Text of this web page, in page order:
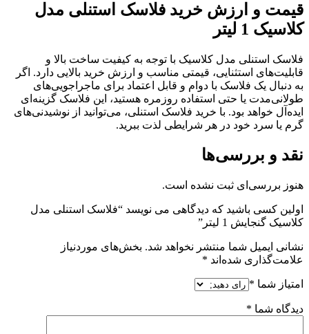
قیمت و ارزش خرید فلاسک استنلی مدل
کلاسیک 1 لیتر
فلاسک استنلی مدل کلاسیک با توجه به کیفیت ساخت بالا و
قابلیت‌های استثنایی، قیمتی مناسب و ارزش خرید بالایی دارد. اگر
به دنبال یک فلاسک با دوام و قابل اعتماد برای ماجراجویی‌های
طولانی‌مدت یا حتی استفاده روزمره هستید، این فلاسک گزینه‌ای
ایده‌آل خواهد بود. با خرید فلاسک استنلی، می‌توانید از نوشیدنی‌های
گرم یا سرد خود در هر شرایطی لذت ببرید.
نقد و بررسی‌ها
هنوز بررسی‌ای ثبت نشده است.
اولین کسی باشید که دیدگاهی می نویسد “فلاسک استنلی مدل
کلاسیک گنجایش 1 لیتر”
نشانی ایمیل شما منتشر نخواهد شد. بخش‌های موردنیاز
علامت‌گذاری شده‌اند *
امتیاز شما *
دیدگاه شما *